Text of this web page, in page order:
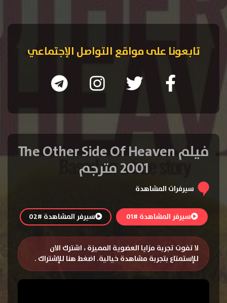
تابعونا على مواقع التواصل الإجتماعي
فيلم The Other Side Of Heaven
2001 مترجم
سيرفرات المشاهدة
سيرفر المشاهدة #01 سيرفر المشاهدة #02
لا تفوت تجربة مزايا العضوية المميزة ، اشترك الان
للإستمتاع بتجربة مشاهدة خيالية. اضغط هنا للإشتراك .